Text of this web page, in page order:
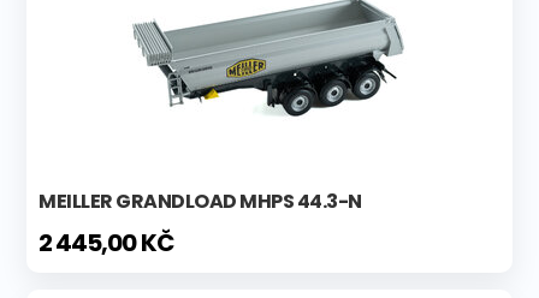
MEILLER GRANDLOAD MHPS 44.3-N
2 445,00 KČ